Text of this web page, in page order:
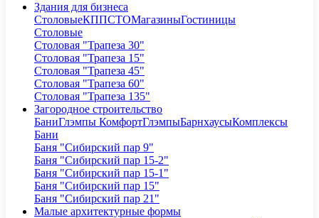
Здания для бизнеса
СтоловыеКППСТОМагазиныГостиницы
Столовые
Столовая "Трапеза 30"
Столовая "Трапеза 15"
Столовая "Трапеза 45"
Столовая "Трапеза 60"
Столовая "Трапеза 135"
Загородное строительство
БаниГлэмпы КомфортГлэмпыБарнхаусыКомплексы
Бани
Баня "Сибирский пар 9"
Баня "Сибирский пар 15-2"
Баня "Сибирский пар 15-1"
Баня "Сибирский пар 15"
Баня "Сибирский пар 21"
Малые архитектурные формы